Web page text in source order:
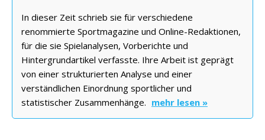
In dieser Zeit schrieb sie für verschiedene
renommierte Sportmagazine und Online-Redaktionen,
für die sie Spielanalysen, Vorberichte und
Hintergrundartikel verfasste. Ihre Arbeit ist geprägt
von einer strukturierten Analyse und einer
verständlichen Einordnung sportlicher und
statistischer Zusammenhänge. mehr lesen »